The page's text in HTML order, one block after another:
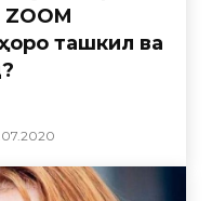
ташкил ва